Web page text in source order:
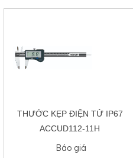
THƯỚC KẸP ĐIỆN TỬ IP67
ACCUD112-11H
Báo giá